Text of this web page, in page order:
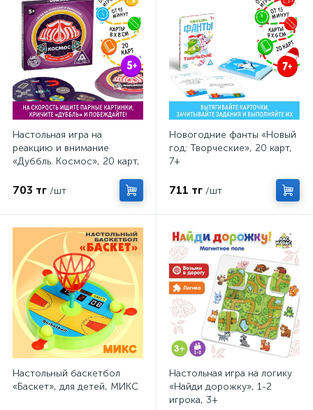
Настольная игра на
реакцию и внимание
«Дуббль. Космос», 20 карт,
703 тг /шт
Новогодние фанты «Новый
год: Творческие», 20 карт,
7+
711 тг /шт
Настольный баскетбол
«Баскет», для детей, МИКС
Настольная игра на логику
«Найди дорожку», 1-2
игрока, 3+